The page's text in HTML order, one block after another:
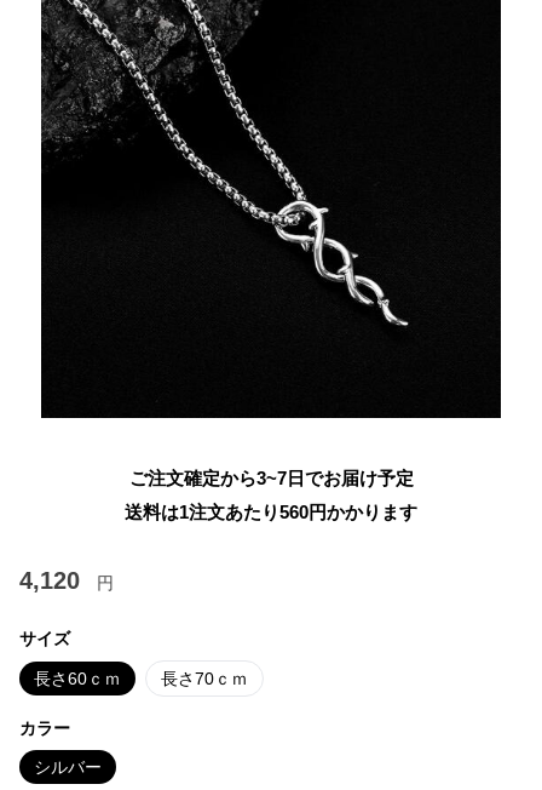
ご注文確定から3~7日でお届け予定
送料は1注文あたり560円かかります
4,120 円
サイズ
長さ60ｃｍ 長さ70ｃｍ
カラー
シルバー